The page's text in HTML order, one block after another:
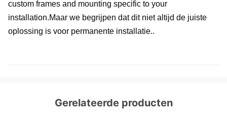
custom frames and mounting specific to your
installation.Maar we begrijpen dat dit niet altijd de juiste
oplossing is voor permanente installatie..
Gerelateerde producten